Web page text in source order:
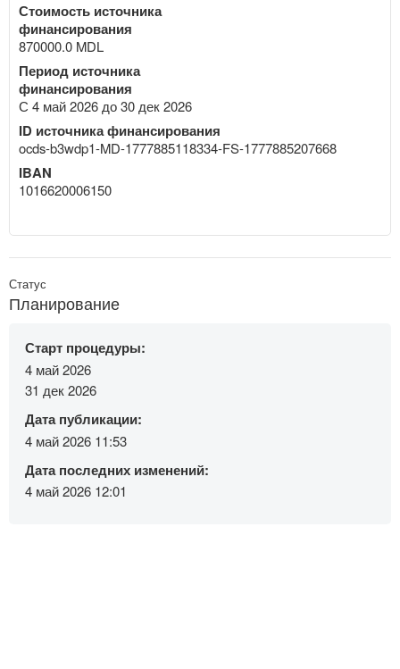
Стоимость источника
финансирования
870000.0 MDL
Период источника
финансирования
С 4 май 2026 до 30 дек 2026
ID источника финансирования
ocds-b3wdp1-MD-1777885118334-FS-1777885207668
IBAN
1016620006150
Статус
Планирование
Старт процедуры:
4 май 2026
31 дек 2026
Дата публикации:
4 май 2026 11:53
Дата последних изменений:
4 май 2026 12:01